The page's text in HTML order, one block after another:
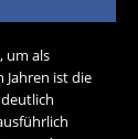
um als
Jahren ist die